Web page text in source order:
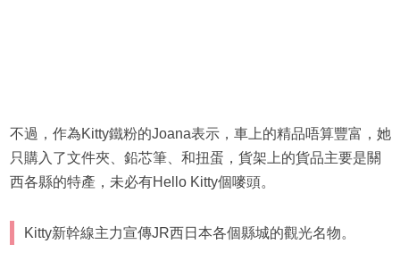
不過，作為Kitty鐵粉的Joana表示，車上的精品唔算豐富，她
只購入了文件夾、鉛芯筆、和扭蛋，貨架上的貨品主要是關
西各縣的特產，未必有Hello Kitty個嘜頭。
Kitty新幹線主力宣傳JR西日本各個縣城的觀光名物。